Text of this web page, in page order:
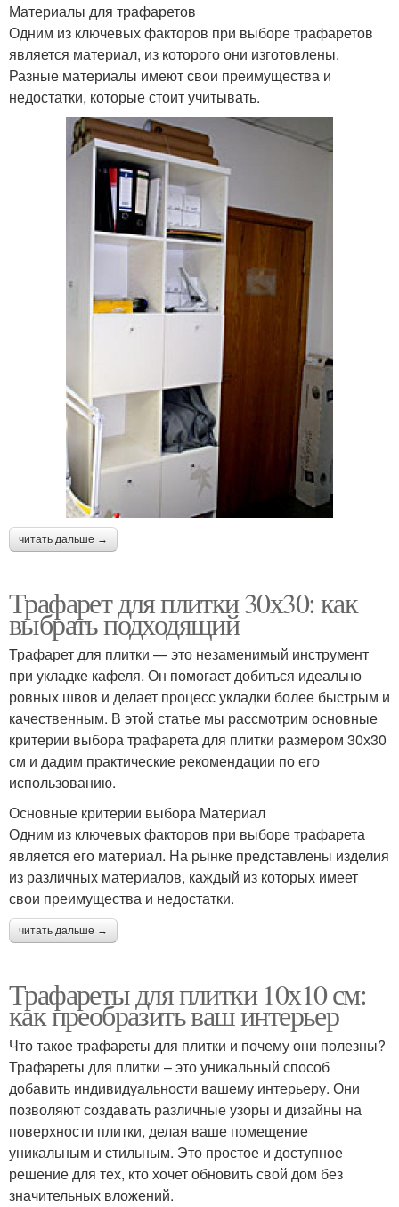
Материалы для трафаретов
Одним из ключевых факторов при выборе трафаретов
является материал, из которого они изготовлены.
Разные материалы имеют свои преимущества и
недостатки, которые стоит учитывать.
читать дальше →
Трафарет для плитки 30х30: как
выбрать подходящий
Трафарет для плитки — это незаменимый инструмент
при укладке кафеля. Он помогает добиться идеально
ровных швов и делает процесс укладки более быстрым и
качественным. В этой статье мы рассмотрим основные
критерии выбора трафарета для плитки размером 30х30
см и дадим практические рекомендации по его
использованию.
Основные критерии выбора Материал
Одним из ключевых факторов при выборе трафарета
является его материал. На рынке представлены изделия
из различных материалов, каждый из которых имеет
свои преимущества и недостатки.
читать дальше →
Трафареты для плитки 10х10 см:
как преобразить ваш интерьер
Что такое трафареты для плитки и почему они полезны?
Трафареты для плитки – это уникальный способ
добавить индивидуальности вашему интерьеру. Они
позволяют создавать различные узоры и дизайны на
поверхности плитки, делая ваше помещение
уникальным и стильным. Это простое и доступное
решение для тех, кто хочет обновить свой дом без
значительных вложений.